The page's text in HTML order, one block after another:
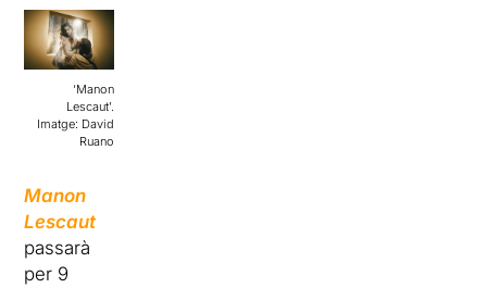
‘Manon
Lescaut’.
Imatge: David
Ruano
Manon
Lescaut
passarà
per 9